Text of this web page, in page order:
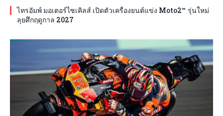
ไทรอัมพ์ มอเตอร์ไซเคิลส์ เปิดตัวเครื่องยนต์แข่ง Moto2™ รุ่นใหม่
ลุยศึกฤดูกาล 2027